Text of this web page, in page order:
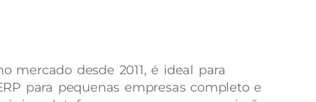
mercado desde 2011, é ideal para
para pequenas empresas completo e